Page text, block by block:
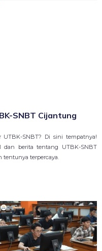
SNBT Cijantung
SNBT? Di sini tempatnya!
berita tentang UTBK-SNBT
tentunya terpercaya.